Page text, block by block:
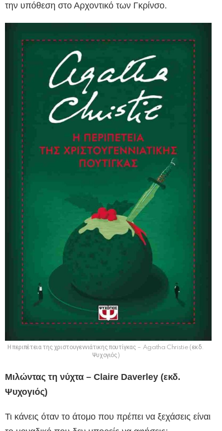
την υπόθεση στο Αρχοντικό των Γκρίνσο.
Η περιπέτεια της χριστουγεννιάτικης πουτίγκας – Agatha Christie (εκδ.
Ψυχογιός)
Μιλώντας τη νύχτα – Claire Daverley (εκδ.
Ψυχογιός)
Τι κάνεις όταν το άτομο που πρέπει να ξεχάσεις είναι